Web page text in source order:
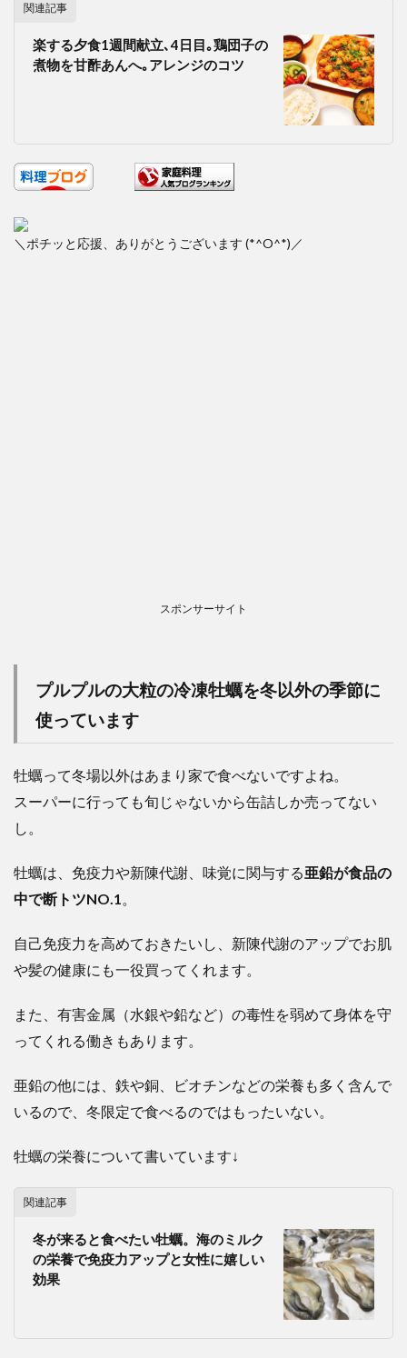
関連記事
楽する夕食1週間献立､4日目｡鶏団子の
煮物を甘酢あんへ｡アレンジのコツ
＼ポチッと応援、ありがとうございます (*^O^*)／
スポンサーサイト
プルプルの大粒の冷凍牡蠣を冬以外の季節に
使っています
牡蠣って冬場以外はあまり家で食べないですよね。
スーパーに行っても旬じゃないから缶詰しか売ってない
し。
牡蠣は、免疫力や新陳代謝、味覚に関与する亜鉛が食品の
中で断トツNO.1。
自己免疫力を高めておきたいし、新陳代謝のアップでお肌
や髪の健康にも一役買ってくれます。
また、有害金属（水銀や鉛など）の毒性を弱めて身体を守
ってくれる働きもあります。
亜鉛の他には、鉄や銅、ビオチンなどの栄養も多く含んで
いるので、冬限定で食べるのではもったいない。
牡蠣の栄養について書いています↓
関連記事
冬が来ると食べたい牡蠣。海のミルク
の栄養で免疫力アップと女性に嬉しい
効果